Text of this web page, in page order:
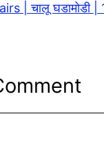
| चालू घडामोडी